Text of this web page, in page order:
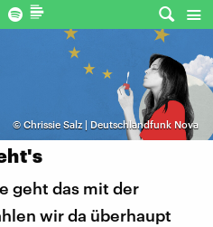
© Chrissie Salz | Deutschlandfunk Nova
geht das mit der
wir da überhaupt